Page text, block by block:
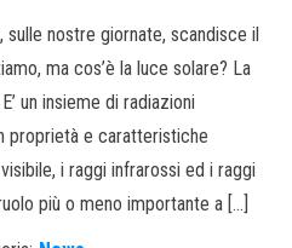
nostre giornate, scandisce il
ma cos’è la luce solare? La
un insieme di radiazioni
proprietà e caratteristiche
i raggi infrarossi ed i raggi
più o meno importante a […]